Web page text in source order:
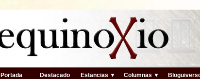
Portada Destacado Estancias ▼ Columnas ▼